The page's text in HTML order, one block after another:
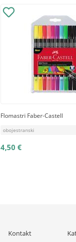
Flomastri Faber-Castell
obojestranski
4,50 €
Kontakt